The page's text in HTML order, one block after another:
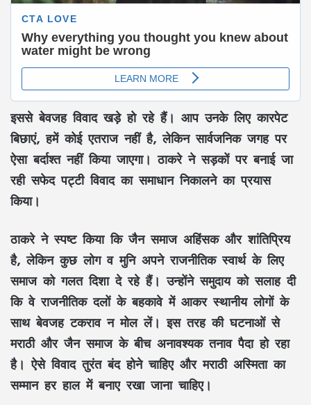
इससे बेवजह विवाद खड़े हो रहे हैं। आप उनके लिए कारपेट
बिछाएं, हमें कोई एतराज नहीं है, लेकिन सार्वजनिक जगह पर
ऐसा बर्दाश्त नहीं किया जाएगा। ठाकरे ने सड़कों पर बनाई जा
रही सफेद पट्टी विवाद का समाधान निकालने का प्रयास
किया।
ठाकरे ने स्पष्ट किया कि जैन समाज अहिंसक और शांतिप्रिय
है, लेकिन कुछ लोग व मुनि अपने राजनीतिक स्वार्थ के लिए
समाज को गलत दिशा दे रहे हैं। उन्होंने समुदाय को सलाह दी
कि वे राजनीतिक दलों के बहकावे में आकर स्थानीय लोगों के
साथ बेवजह टकराव न मोल लें। इस तरह की घटनाओं से
मराठी और जैन समाज के बीच अनावश्यक तनाव पैदा हो रहा
है। ऐसे विवाद तुरंत बंद होने चाहिए और मराठी अस्मिता का
सम्मान हर हाल में बनाए रखा जाना चाहिए।